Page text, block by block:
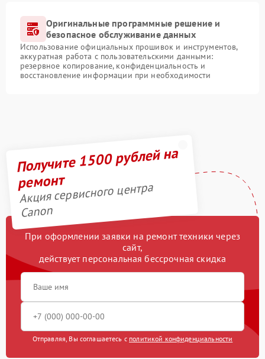
Оригинальные программные решение и
безопасное обслуживание данных
Использование официальных прошивок и инструментов,
аккуратная работа с пользовательскими данными:
резервное копирование, конфиденциальность и
восстановление информации при необходимости
Получите 1500 рублей на
ремонт
Акция сервисного центра
Canon
При оформлении заявки на ремонт техники через
сайт,
действует персональная бессрочная скидка
Отправляя, Вы соглашаетесь с политикой конфиденциальности